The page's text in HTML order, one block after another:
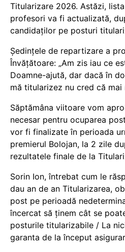
Titularizare 2026. Astăzi,
profesori va fi actualizată,
candidaților pe posturi
Ședințele de repartizare a
Învățătoare: „Am zis iau ce
Doamne-ajută, dar dacă în
mă titularizez nu cred că mai
Săptămâna viitoare vom
necesar pentru ocuparea
vor fi finalizate în perioada
premierul Bolojan, la 2 zile
rezultatele finale de la
Sorin Ion, întrebat cum le
dau an de an Titularizarea,
post pe perioadă
încercat să ținem cât se
posturile titularizabile / La
garanta de la început